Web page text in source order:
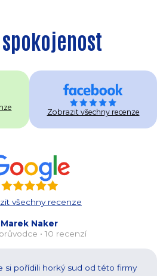
Zobrazit všechny recenze
všechny recenze
Marek Naker
• 10 recenzí
si pořídili horký sud od této firmy